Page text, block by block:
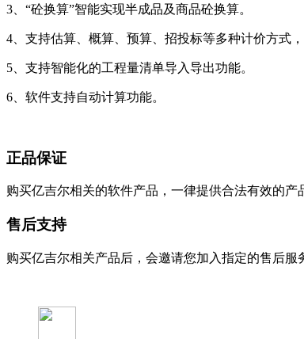
3、“砼换算”智能实现半成品及商品砼换算。
4、支持估算、概算、预算、招投标等多种计价方式
5、支持智能化的工程量清单导入导出功能。
6、软件支持自动计算功能。
正品保证
购买亿吉尔相关的软件产品，一律提供合法有效的产
售后支持
购买亿吉尔相关产品后，会邀请您加入指定的售后